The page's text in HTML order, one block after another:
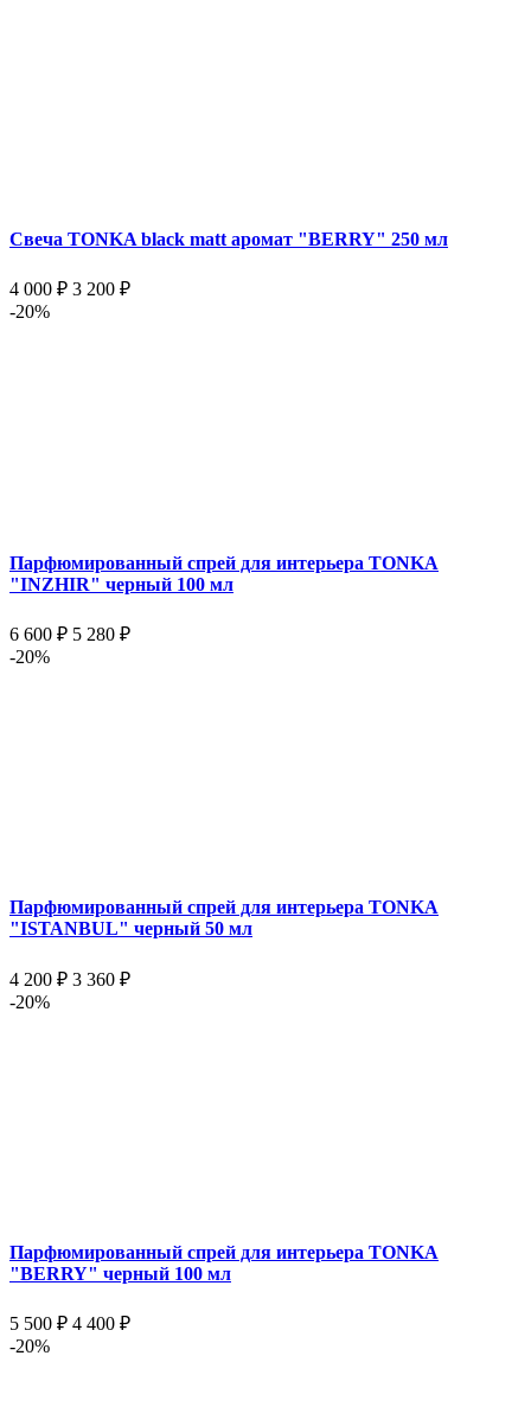
Свеча TONKA black matt аромат "BERRY" 250 мл
4 000 ₽ 3 200 ₽
-20%
Парфюмированный спрей для интерьера TONKA
"INZHIR" черный 100 мл
6 600 ₽ 5 280 ₽
-20%
Парфюмированный спрей для интерьера TONKA
"ISTANBUL" черный 50 мл
4 200 ₽ 3 360 ₽
-20%
Парфюмированный спрей для интерьера TONKA
"BERRY" черный 100 мл
5 500 ₽ 4 400 ₽
-20%